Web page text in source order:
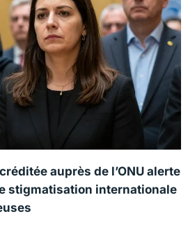
auprès de l’ONU alerte
stigmatisation internationale